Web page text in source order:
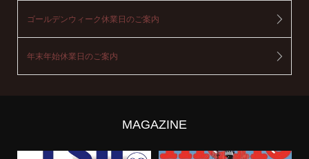
ゴールデンウィーク休業日のご案内
年末年始休業日のご案内
MAGAZINE